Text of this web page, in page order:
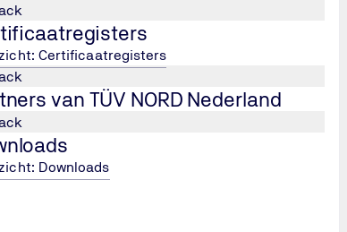
Certificaatregisters
van TÜV NORD Nederland
Downloads